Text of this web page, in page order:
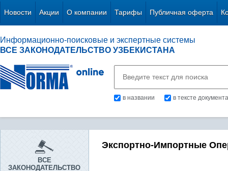
Новости Акции О компании Тарифы Публичная оферта
Информационно-поисковые и экспертные системы
ВСЕ ЗАКОНОДАТЕЛЬСТВО УЗБЕКИСТАНА
в названии в тексте документа
ВСЕ
ЗАКОНОДАТЕЛЬСТВО
Экспортно-Импортные